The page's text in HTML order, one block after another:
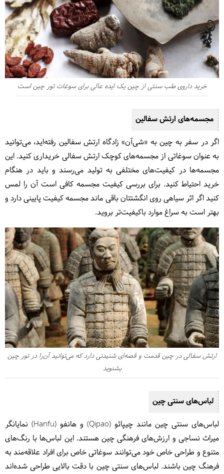
خرید داروی طب سنتی از چین یک ایده عالی برای سوغات تور چین است
مجسمه‌های ارتش سفالین
اگر در سفر به چین به «شی‌آن» زادگاه ارتش سفالین رفته‌اید، می‌توانید
به عنوان سوغاتی از مجسمه‌های کوچک ارتش سفالی خریداری کنید. این
مجسمه‌ها در کیفیت‌های مختلفی به تولید می‌رسند و باید در هنگام
خرید احتیاط کنید. برای بررسی کیفیت مجسمه کافی است آن را لمس
کنید اگر اثر سیاهی روی انگشتتان باقی ماند مجسمه کیفیت پایینی دارد و
بهتر است به سراغ موارد باکیفیت‌تر بروید.
ارتش سفالی در چین قدمت و قصه‌ای شنیدنی دارد که می‌توانید آن‌را در تور چین
بشنوید
لباس‌های سنتی چین
لباس‌های سنتی چین مانند چیپائو (Qipao) و هانفو (Hanfu) نمایانگر
میراث نساجی و ارزش‌های فرهنگی چین هستند. این لباس‌ها با رنگ‌های
متنوع و طراحی خاص خود می‌توانند سوغاتی خاص برای افراد علاقه‌مند به
فرهنگ چین باشند. لباس‌های سنتی چین با دقت بالایی طراحی شده‌اند